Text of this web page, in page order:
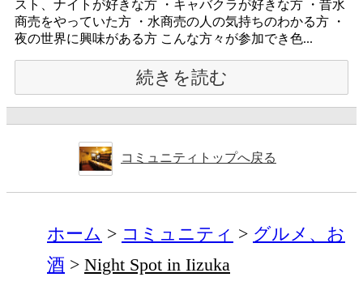
スト、ナイトが好きな方 ・キャバクラが好きな方 ・昔水
商売をやっていた方 ・水商売の人の気持ちのわかる方 ・
夜の世界に興味がある方 こんな方々が参加でき色...
続きを読む
コミュニティトップへ戻る
ホーム コミュニティ
グルメ、お
酒
Night Spot in Iizuka